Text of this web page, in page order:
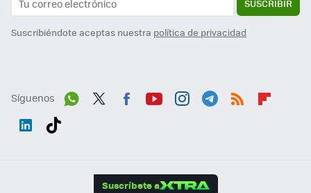
SUSCRIBIR
Suscribiéndote aceptas nuestra política de privacidad
Síguenos
Suscríbete a